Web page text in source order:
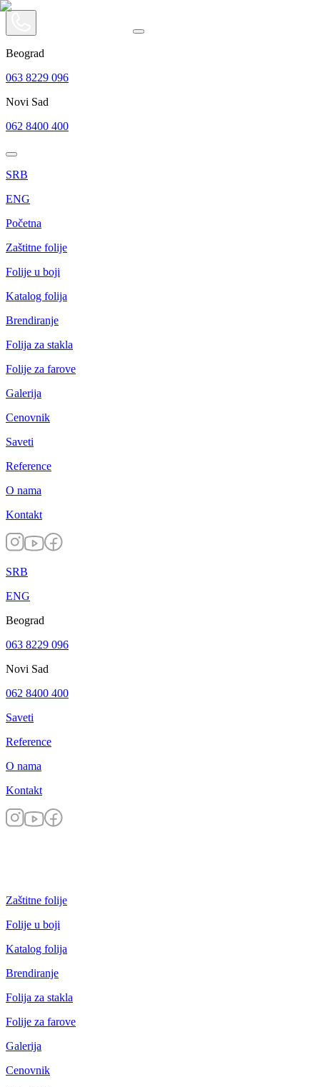
Beograd
063 8229 096
Novi Sad
062 8400 400
SRB
ENG
Početna
Zaštitne folije
Folije u boji
Katalog folija
Brendiranje
Folija za stakla
Folije za farove
Galerija
Cenovnik
Saveti
Reference
O nama
Kontakt
SRB
ENG
Beograd
063 8229 096
Novi Sad
062 8400 400
Saveti
Reference
O nama
Kontakt
Zaštitne folije
Folije u boji
Katalog folija
Brendiranje
Folija za stakla
Folije za farove
Galerija
Cenovnik